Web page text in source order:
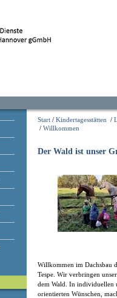
Start / Kindertagesstätten /
/ Willkommen
Der Wald ist unser
Willkommen im Dachsbau
Tespe. Wir verbringen
dem Wald. In individuellen
orientierten Wünschen,